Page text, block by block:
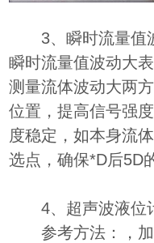
3、瞬时流量值
瞬时流量值波动大
测量流体波动大两
位置，提高信号强
度稳定，如本身流
选点，确保*D后5D
4、超声波液位计
参考方法：，加